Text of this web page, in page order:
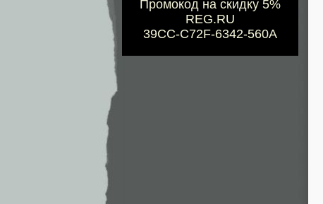
Промокод на скидку 5%
REG.RU
39CC-C72F-6342-560A